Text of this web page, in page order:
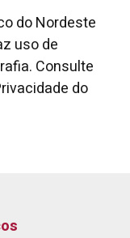
do Nordeste
uso de
Consulte
do